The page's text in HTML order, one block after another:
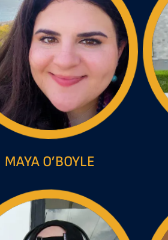
MAYA O’BOYLE